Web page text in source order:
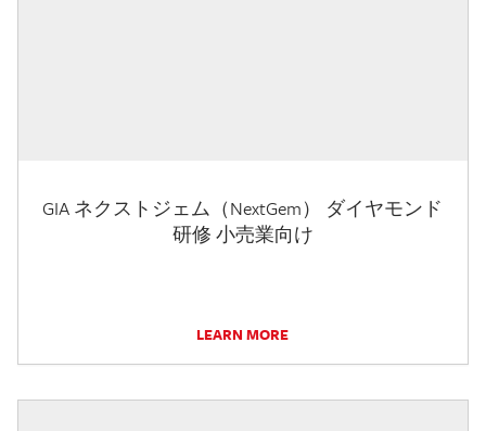
GIA ネクストジェム（NextGem） ダイヤモンド
研修 小売業向け
LEARN MORE